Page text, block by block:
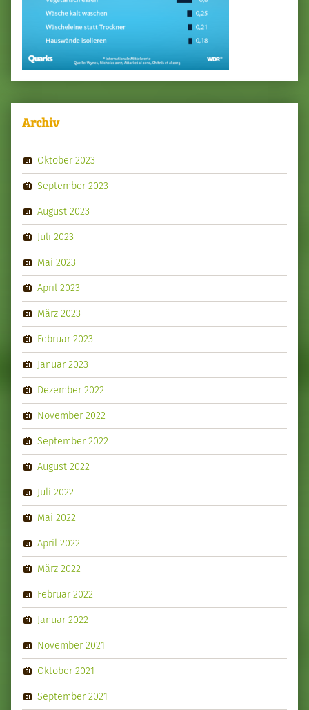
Archiv
Oktober 2023
September 2023
August 2023
Juli 2023
Mai 2023
April 2023
März 2023
Februar 2023
Januar 2023
Dezember 2022
November 2022
September 2022
August 2022
Juli 2022
Mai 2022
April 2022
März 2022
Februar 2022
Januar 2022
November 2021
Oktober 2021
September 2021